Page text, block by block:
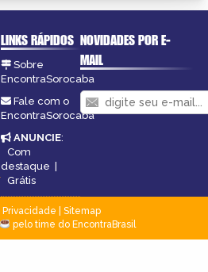
LINKS RÁPIDOS
Sobre
EncontraSorocaba
Fale com o
EncontraSorocaba
ANUNCIE:
Com
destaque |
Grátis
NOVIDADES POR E-
MAIL
Privacidade
Sitemap
pelo time do EncontraBrasil